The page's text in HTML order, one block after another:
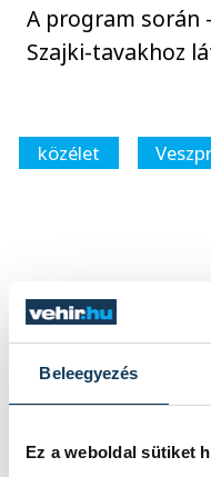
Beleegyezés
Ez a weboldal sütiket
A program során
Szajki-tavakhoz
közélet